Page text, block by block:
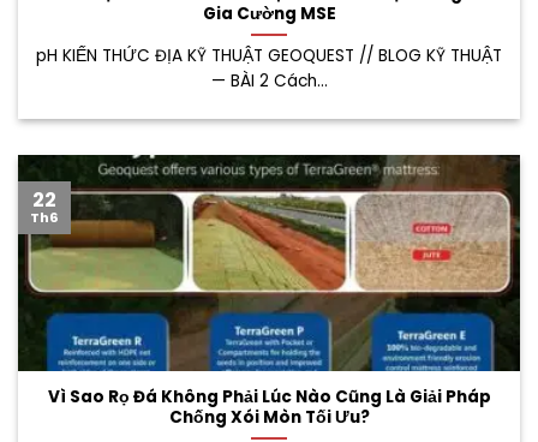
Gia Cường MSE
pH KIẾN THỨC ĐỊA KỸ THUẬT GEOQUEST // BLOG KỸ THUẬT
— BÀI 2 Cách...
Vì Sao Rọ Đá Không Phải Lúc Nào Cũng Là Giải Pháp
Chống Xói Mòn Tối Ưu?
22
Th6